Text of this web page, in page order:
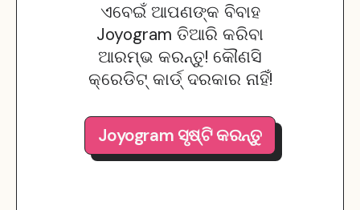
ଏବେଇଁ ଆପଣଙ୍କ ବିବାହ
Joyogram ତିଆରି କରିବା
ଆରମ୍ଭ କରନ୍ତୁ! କୌଣସି
କ୍ରେଡିଟ୍ କାର୍ଡ୍ ଦରକାର ନାହିଁ!
Joyogram ସୃଷ୍ଟି କରନ୍ତୁ